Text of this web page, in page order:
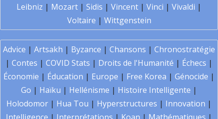
Leibniz | Mozart | Sidis | Vincent | Vinci | Vivaldi |
Voltaire | Wittgenstein
Advice | Artsakh | Byzance | Chansons | Chronostratégie
| Contes | COVID Stats | Droits de l'Humanité | Échecs |
Économie | Éducation | Europe | Free Korea | Génocide |
Go | Haïku | Hellénisme | Histoire Intelligente |
Holodomor | Hua Tou | Hyperstructures | Innovation |